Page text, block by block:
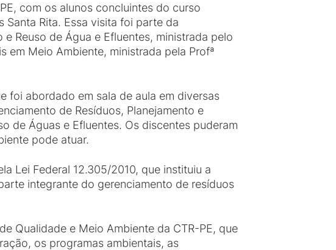
com os alunos concluintes do curso
Santa Rita. Essa visita foi parte da
Reuso de Água e Efluentes, ministrada pelo
em Meio Ambiente, ministrada pela Profª
foi abordado em sala de aula em diversas
de Resíduos, Planejamento e
de Águas e Efluentes. Os discentes puderam
pode atuar.
Lei Federal 12.305/2010, que instituiu a
integrante do gerenciamento de resíduos
Qualidade e Meio Ambiente da CTR-PE, que
os programas ambientais, as